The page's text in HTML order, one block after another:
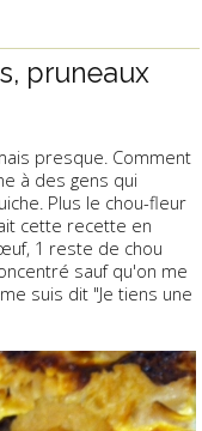
pruneaux
presque. Comment
à des gens qui
Plus le chou-fleur
cette recette en
1 reste de chou
sauf qu'on me
suis dit "Je tiens une